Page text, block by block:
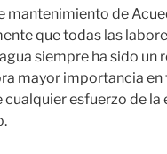
mantenimiento de
que todas las
siempre ha sido
mayor importancia
esfuerzo de